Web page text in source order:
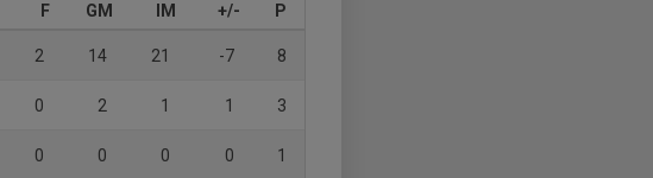
F GM IM +/- P
2 14 21 -7 8
0 2 1 1 3
0 0 0 0 1